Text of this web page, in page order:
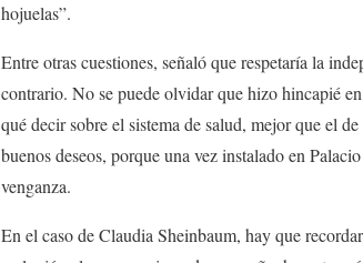
hojuelas”.
Entre otras cuestiones, señaló que respetaría la
contrario. No se puede olvidar que hizo hincapié
qué decir sobre el sistema de salud, mejor que el
buenos deseos, porque una vez instalado en
venganza.
En el caso de Claudia Sheinbaum, hay que